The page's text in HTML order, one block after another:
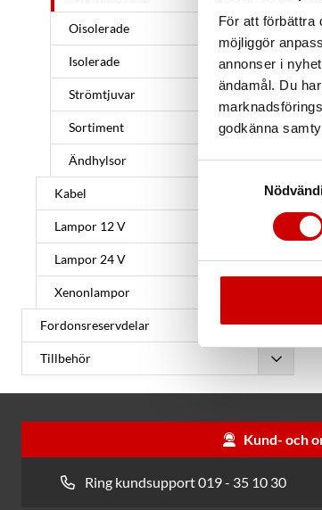
För att förbättra
möjliggör
annonser i
ändamål. Du
godkänna
Oisolerade
Isolerade
Strömtjuvar
Sortiment
Ändhylsor
Kabel
Lampor 12 V
Lampor 24 V
Xenonlampor
Fordonsreservdelar
Tillbehör
Kund- och
Ring kundsupport 019 - 35 10 30